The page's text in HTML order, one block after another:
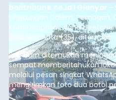
balitribune.co.id I Gianyar -
Lingkungan Dalem, Pemogan,
Kota Denpasar, yang
Dedi Wiranata (35),
pesisir Pantai Purnama,
Sebelum ditemukan
sempat memberitahukan
melalui pesan singkat
mengirimkan foto dua botol
istrinya.